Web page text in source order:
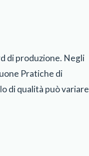
di produzione. Negli
Pratiche di
di qualità può variare